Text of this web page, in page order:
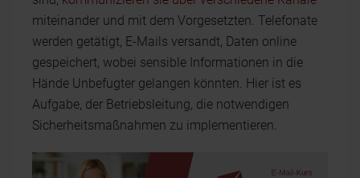
miteinander und mit dem Vorgesetzten. Telefonate
werden getätigt, E-Mails versandt, Daten online
gespeichert, wobei sensible Informationen in die
Hände Unbefugter gelangen könnten. Hier ist es
Aufgabe, der Betriebsleitung, die notwendigen
Sicherheitsmaßnahmen zu implementieren.